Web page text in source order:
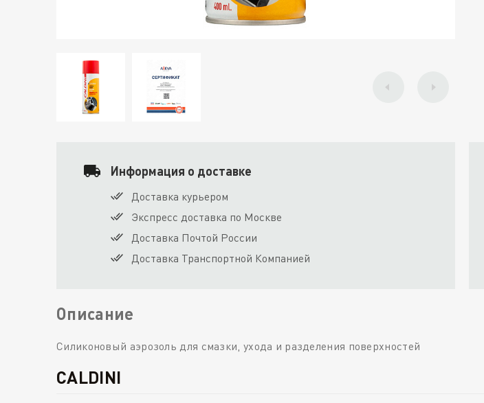
Информация о доставке
Доставка курьером
Экспресс доставка по Москве
Доставка Почтой России
Доставка Транспортной Компанией
Описание
Силиконовый аэрозоль для смазки, ухода и разделения поверхностей
CALDINI